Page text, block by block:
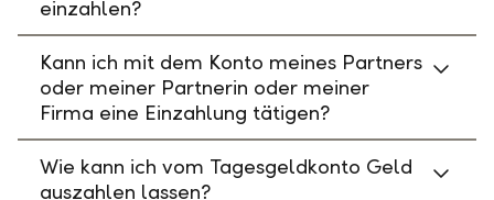
einzahlen?
Kann ich mit dem Konto meines Partners
oder meiner Partnerin oder meiner
Firma eine Einzahlung tätigen?
Wie kann ich vom Tagesgeldkonto Geld
auszahlen lassen?